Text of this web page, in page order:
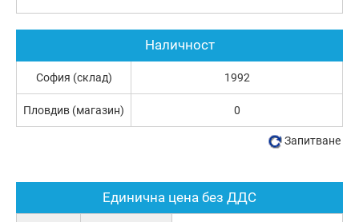
Единична цена без ДДС
Наличност
София (склад) 1992
Пловдив (магазин) 0
Запитване